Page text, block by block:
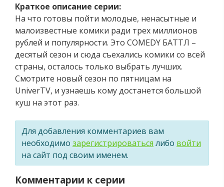
Краткое описание серии:
На что готовы пойти молодые, ненасытные и
малоизвестные комики ради трех миллионов
рублей и популярности. Это COMEDY БАТТЛ –
десятый сезон и сюда съехались комики со всей
страны, осталось только выбрать лучших.
Смотрите новый сезон по пятницам на
UniverTV, и узнаешь кому достанется большой
куш на этот раз.
Для добавления комментариев вам
необходимо зарегистрироваться либо войти
на сайт под своим именем.
Комментарии к серии